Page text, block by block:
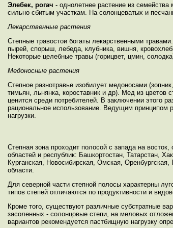
Элебек, рогач - однолетнее растение из
сильно сбитым участкам. На солонцеватых и
Лекарственные растения
Степные травостои богаты лекарственными
пырей, спорыш, лебеда, клубника, вишня,
Некоторые целебные травы (горицвет, цмин,
Медоносные растения
Степное разнотравье изобилует медоносами
тимьян, льнянка, короставник и др). Мед из цветов
ценится среди потребителей. В заключении этого
рациональное использование. Ведущим принципом
нагрузки.
Степная зона проходит полосой с запада на
областей и республик: Башкортостан, Татарстан,
Курганская, Новосибирская, Омская,
области.
Для северной части степной полосы характерны
типов степей отличаются по продуктивности и
Кроме того, существуют различные субстратные
засоленных - солонцовые степи, на меловых
вариантов рекомендуется пастбищную нагрузку